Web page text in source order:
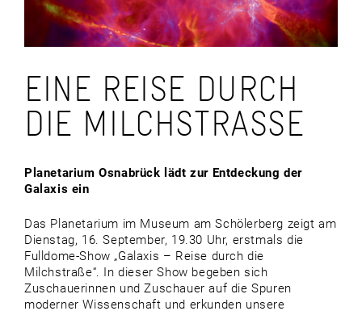
EINE REISE DURCH
DIE MILCHSTRASSE
Planetarium Osnabrück lädt zur Entdeckung der
Galaxis ein
Das Planetarium im Museum am Schölerberg zeigt am
Dienstag, 16. September, 19.30 Uhr, erstmals die
Fulldome-Show „Galaxis – Reise durch die
Milchstraße“. In dieser Show begeben sich
Zuschauerinnen und Zuschauer auf die Spuren
moderner Wissenschaft und erkunden unsere